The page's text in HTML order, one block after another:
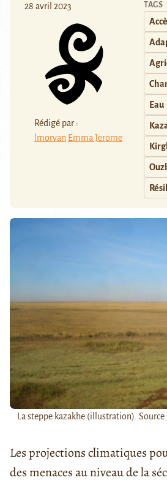
28 avril 2023
Rédigé par :
lmorvan Emma Jerome
TAGS
Eau
La steppe kazakhe (illustration).
Les projections climatiques
des menaces au niveau de la